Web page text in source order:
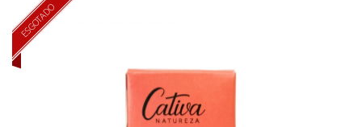
ESGOTADO